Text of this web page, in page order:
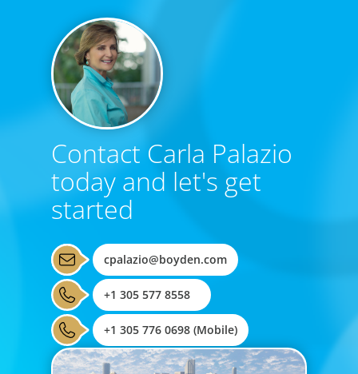
Contact Carla Palazio
today and let's get
started
cpalazio@boyden.com
+1 305 577 8558
+1 305 776 0698 (Mobile)